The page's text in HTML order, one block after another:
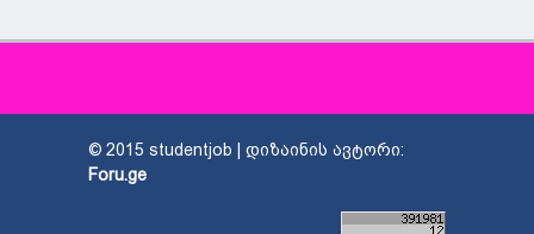
© 2015 studentjob | დიზაინის ავტორი:
Foru.ge